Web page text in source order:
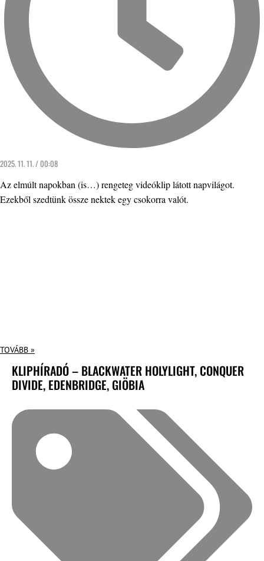
2025. 11. 11. / 00:08
Az elmúlt napokban (is…) rengeteg videóklip látott napvilágot.
Ezekből szedtünk össze nektek egy csokorra valót.
TOVÁBB »
KLIPHÍRADÓ – BLACKWATER HOLYLIGHT, CONQUER
DIVIDE, EDENBRIDGE, GIÖBIA